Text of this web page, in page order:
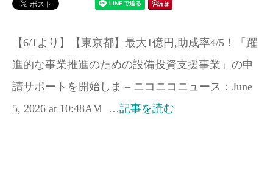
【6/1より】【東京都】最大1億円,助成率4/5！「躍
進的な事業推進のための設備投資支援事業」の申
請サポートを開始しま – ニコニコニュース：June
5, 2026 at 10:48AM …記事を読む